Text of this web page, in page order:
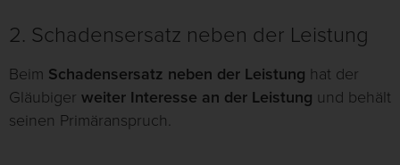
2. Schadensersatz neben der Leistung
Beim Schadensersatz neben der Leistung hat der
Gläubiger weiter Interesse an der Leistung und behält
seinen Primäranspruch.